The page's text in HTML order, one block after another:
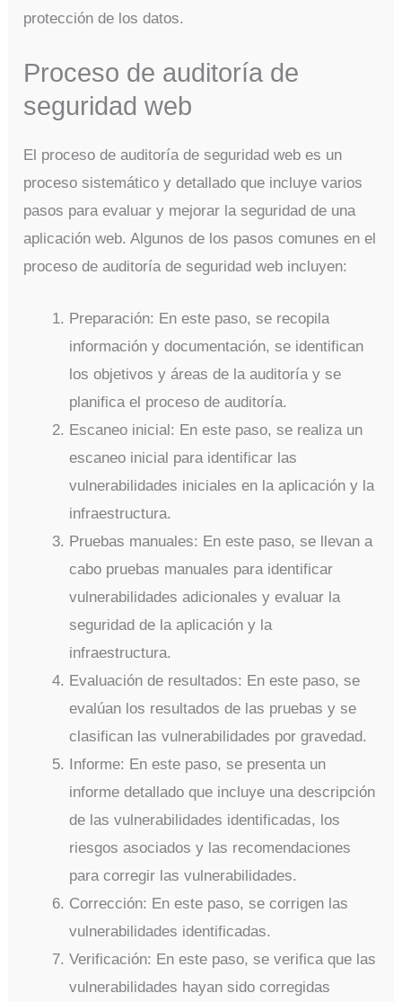
protección de los datos.
Proceso de auditoría de
seguridad web
El proceso de auditoría de seguridad web es un
proceso sistemático y detallado que incluye varios
pasos para evaluar y mejorar la seguridad de una
aplicación web. Algunos de los pasos comunes en el
proceso de auditoría de seguridad web incluyen:
Preparación: En este paso, se recopila
información y documentación, se identifican
los objetivos y áreas de la auditoría y se
planifica el proceso de auditoría.
Escaneo inicial: En este paso, se realiza un
escaneo inicial para identificar las
vulnerabilidades iniciales en la aplicación y la
infraestructura.
Pruebas manuales: En este paso, se llevan a
cabo pruebas manuales para identificar
vulnerabilidades adicionales y evaluar la
seguridad de la aplicación y la
infraestructura.
Evaluación de resultados: En este paso, se
evalúan los resultados de las pruebas y se
clasifican las vulnerabilidades por gravedad.
Informe: En este paso, se presenta un
informe detallado que incluye una descripción
de las vulnerabilidades identificadas, los
riesgos asociados y las recomendaciones
para corregir las vulnerabilidades.
Corrección: En este paso, se corrigen las
vulnerabilidades identificadas.
Verificación: En este paso, se verifica que las
vulnerabilidades hayan sido corregidas